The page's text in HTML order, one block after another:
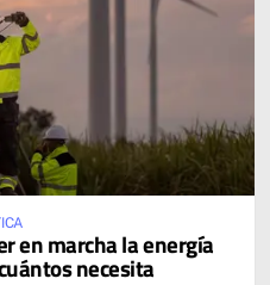
en marcha la energía
necesita